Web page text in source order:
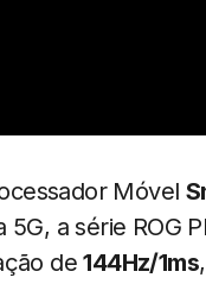
Móvel
a série ROG
de144Hz/1ms